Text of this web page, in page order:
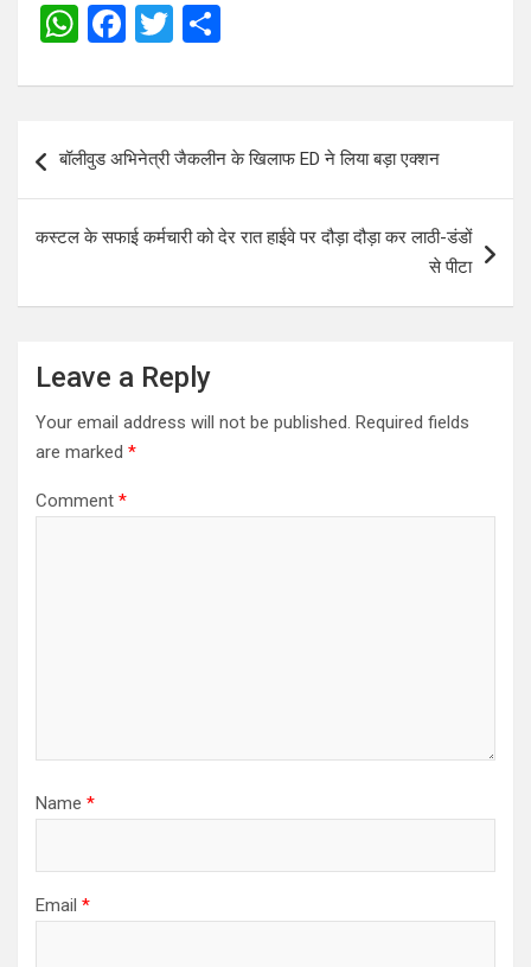
W
at
s
A
p
p
F
ce
b
o
o
k
T
tt
er
ar
e
navigation
बॉलीवुड अभिनेत्री जैकलीन के खिलाफ ED ने लिया बड़ा एक्शन
कस्टल के सफाई कर्मचारी को देर रात हाईवे पर दौड़ा दौड़ा कर लाठी-डंडों
से पीटा
Leave a Reply
Your email address will not be published. Required fields
are marked *
Comment *
Name *
Email *